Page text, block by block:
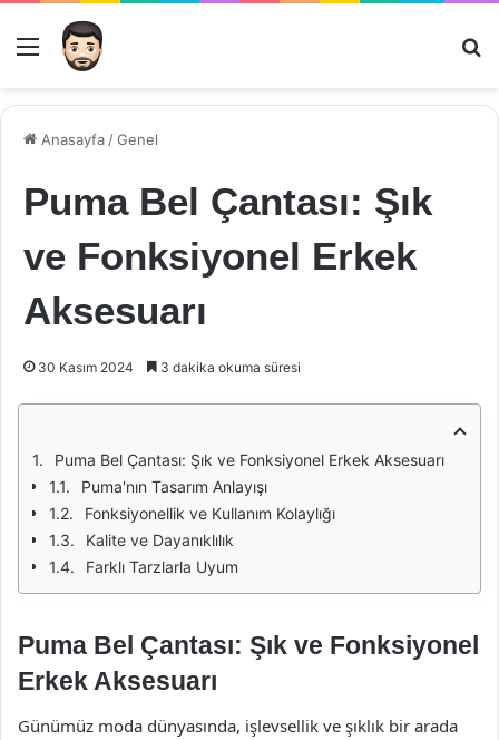
Menü
Anasayfa /Genel
Puma Bel Çantası: Şık
ve Fonksiyonel Erkek
Aksesuarı
30 Kasım 2024 3 dakika okuma süresi
Puma Bel Çantası: Şık ve Fonksiyonel Erkek Aksesuarı
Puma'nın Tasarım Anlayışı
Fonksiyonellik ve Kullanım Kolaylığı
Kalite ve Dayanıklılık
Farklı Tarzlarla Uyum
Puma Bel Çantası: Şık ve Fonksiyonel
Erkek Aksesuarı
Günümüz moda dünyasında, işlevsellik ve şıklık bir arada